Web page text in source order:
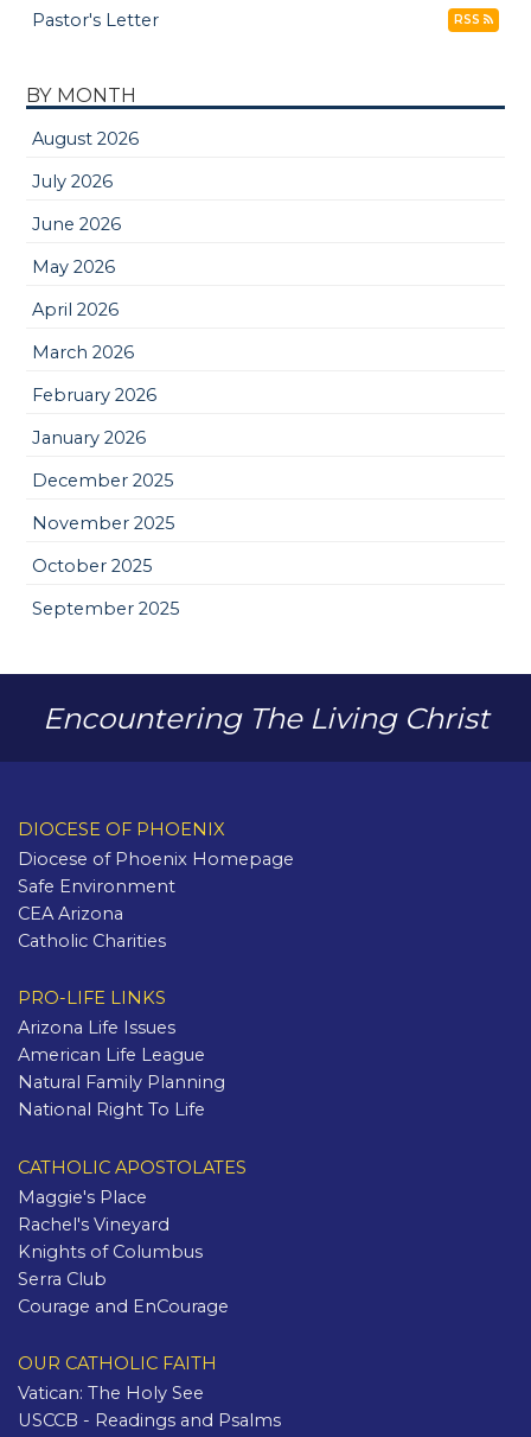
Pastor's Letter RSS
BY MONTH
August 2026
July 2026
June 2026
May 2026
April 2026
March 2026
February 2026
January 2026
December 2025
November 2025
October 2025
September 2025
Encountering The Living Christ
DIOCESE OF PHOENIX
Diocese of Phoenix Homepage
Safe Environment
CEA Arizona
Catholic Charities
PRO-LIFE LINKS
Arizona Life Issues
American Life League
Natural Family Planning
National Right To Life
CATHOLIC APOSTOLATES
Maggie's Place
Rachel's Vineyard
Knights of Columbus
Serra Club
Courage and EnCourage
OUR CATHOLIC FAITH
Vatican: The Holy See
USCCB - Readings and Psalms